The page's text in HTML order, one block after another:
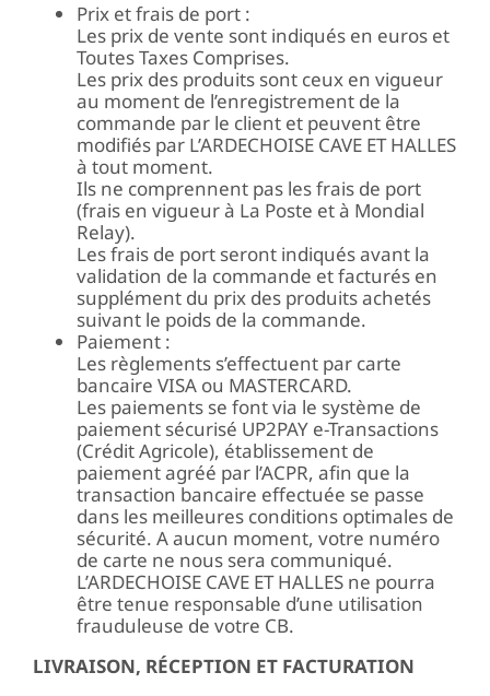
Prix et frais de port :
Les prix de vente sont indiqués en euros et
Toutes Taxes Comprises.
Les prix des produits sont ceux en vigueur
au moment de l’enregistrement de la
commande par le client et peuvent être
modifiés par L’ARDECHOISE CAVE ET HALLES
à tout moment.
Ils ne comprennent pas les frais de port
(frais en vigueur à La Poste et à Mondial
Relay).
Les frais de port seront indiqués avant la
validation de la commande et facturés en
supplément du prix des produits achetés
suivant le poids de la commande.
Paiement :
Les règlements s’effectuent par carte
bancaire VISA ou MASTERCARD.
Les paiements se font via le système de
paiement sécurisé UP2PAY e-Transactions
(Crédit Agricole), établissement de
paiement agréé par l’ACPR, afin que la
transaction bancaire effectuée se passe
dans les meilleures conditions optimales de
sécurité. A aucun moment, votre numéro
de carte ne nous sera communiqué.
L’ARDECHOISE CAVE ET HALLES ne pourra
être tenue responsable d’une utilisation
frauduleuse de votre CB.
LIVRAISON, RÉCEPTION ET FACTURATION